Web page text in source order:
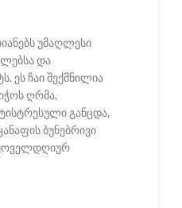
უმაღლესი
და
ეს ჩაი შექმნილია
ღრმა,
განცდა,
ბუნებრივი